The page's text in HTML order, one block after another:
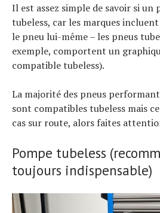
Il est assez simple de savoir si un
tubeless, car les marques
le pneu lui-même – les pneus
exemple, comportent un
compatible tubeless).
La majorité des pneus
sont compatibles tubeless mais
cas sur route, alors faites
Pompe tubeless
toujours indispensable)